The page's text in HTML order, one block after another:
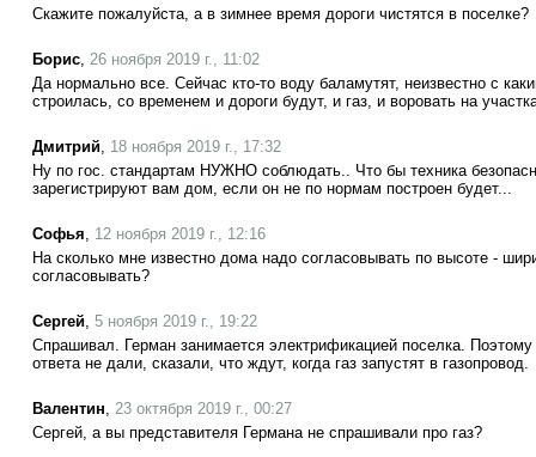
Скажите пожалуйста, а в зимнее время дороги чистятся в поселке?
Борис, 26 ноября 2019 г., 11:02
Да нормально все. Сейчас кто-то воду баламутят, неизвестно с
строилась, со временем и дороги будут, и газ, и воровать на
Дмитрий, 18 ноября 2019 г., 17:32
Ну по гос. стандартам НУЖНО соблюдать.. Что бы техника
зарегистрируют вам дом, если он не по нормам построен будет...
Софья, 12 ноября 2019 г., 12:16
На сколько мне известно дома надо согласовывать по высоте -
согласовывать?
Сергей, 5 ноября 2019 г., 19:22
Спрашивал. Герман занимается электрификацией поселка.
ответа не дали, сказали, что ждут, когда газ запустят в газопровод.
Валентин, 23 октября 2019 г., 00:27
Сергей, а вы представителя Германа не спрашивали про газ?